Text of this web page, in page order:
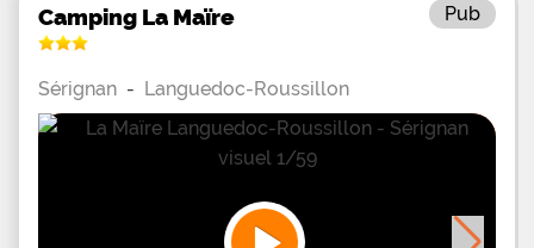
Pub
Camping La Maïre
Sérignan - Languedoc-Roussillon